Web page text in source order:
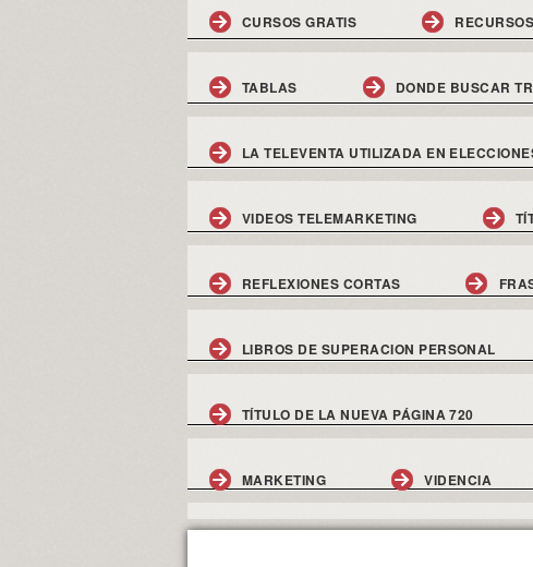
CURSOS GRATIS RECURSOS
TABLAS DONDE BUSCAR
LA TELEVENTA UTILIZADA EN
VIDEOS TELEMARKETING
REFLEXIONES CORTAS
LIBROS DE SUPERACION PERSONAL
TÍTULO DE LA NUEVA PÁGINA 720
MARKETING VIDENCIA